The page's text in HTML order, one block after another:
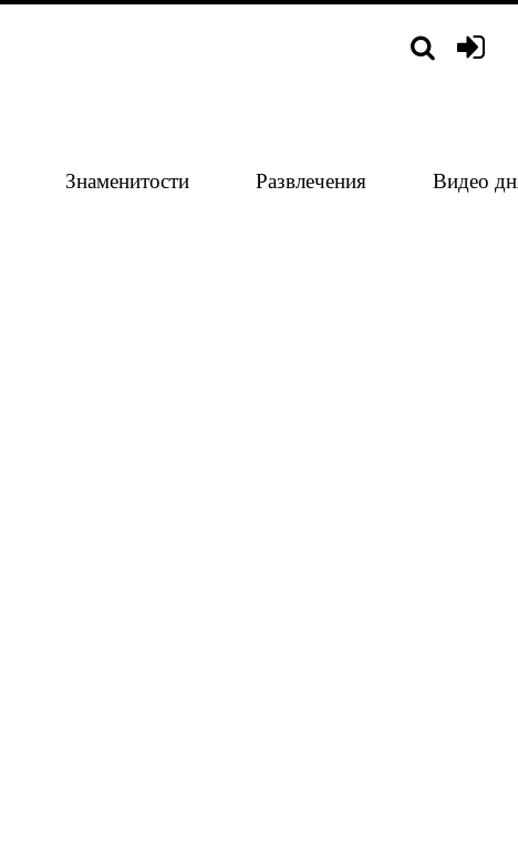
Знаменитости Развлечения Видео